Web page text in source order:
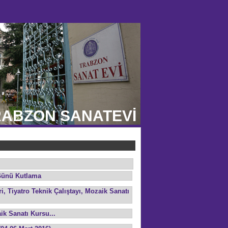
SANATEVİ
Kutlama
Tiyatro Teknik Çalıştayı, Mozaik Sanatı
Sanatı Kursu...